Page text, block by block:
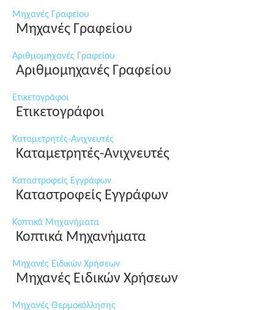
Μηχανές Γραφείου
Μηχανές Γραφείου
Αριθμομηχανές Γραφείου
Αριθμομηχανές Γραφείου
Ετικετογράφοι
Ετικετογράφοι
Καταμετρητές-Ανιχνευτές
Καταμετρητές-Ανιχνευτές
Καταστροφείς Εγγράφων
Καταστροφείς Εγγράφων
Κοπτικά Μηχανήματα
Κοπτικά Μηχανήματα
Μηχανές Ειδικών Χρήσεων
Μηχανές Ειδικών Χρήσεων
Μηχανές Θερμοκόλλησης